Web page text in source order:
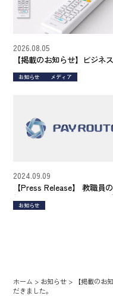
【掲載のお知らせ】ビジネ
ャーナルで「ROUTEPAYリモ
ン」の開発秘話をご紹介いた
2026.08.05
お知らせ メディア
【Press Release】 教職員
額働かせ放題”問題の解消や
のトラブルを防ぐ部活動管理
2024.09.09
お知らせ
ホーム > お知らせ >
【掲載のお
だきました。